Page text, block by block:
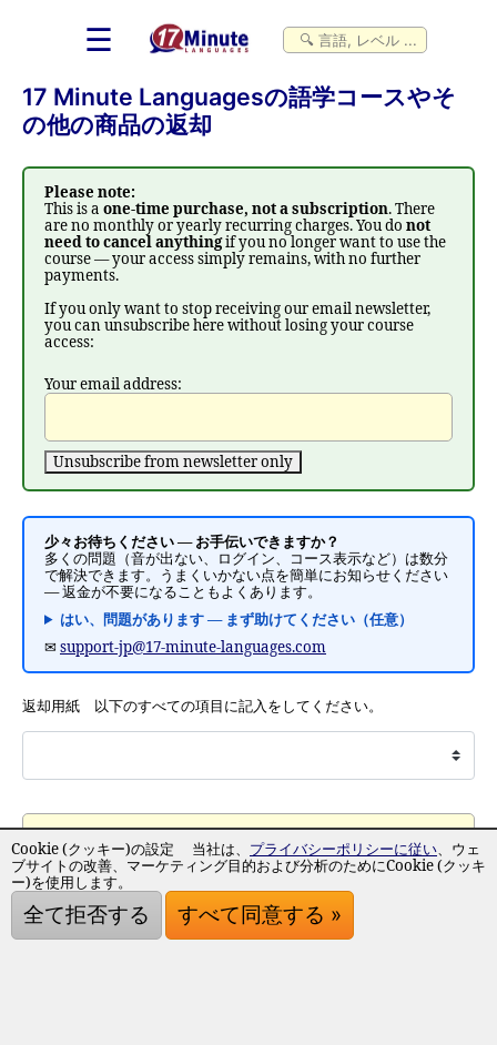
☰
17 Minute Languagesの語学コースやそ
の他の商品の返却
Please note:
This is a one-time purchase, not a subscription. There
are no monthly or yearly recurring charges. You do not
need to cancel anythingif you no longer want to use the
course — your access simply remains, with no further
payments.
If you only want to stop receiving our email newsletter,
you can unsubscribe here without losing your course
access:
Your email address:
少々お待ちください — お手伝いできますか？
多くの問題（音が出ない、ログイン、コース表示など）は数分
で解決できます。うまくいかない点を簡単にお知らせください
— 返金が不要になることもよくあります。
はい、問題があります — まず助けてください（任意）
✉ support-jp@17-minute-languages.com
返却用紙 以下のすべての項目に記入をしてください。
Cookie (クッキー)の設定 当社は、 プライバシーポリシーに従い、ウェ
ブサイトの改善、マーケティング目的および分析のためにCookie (クッキ
ー)を使用します。
全て拒否する すべて同意する »